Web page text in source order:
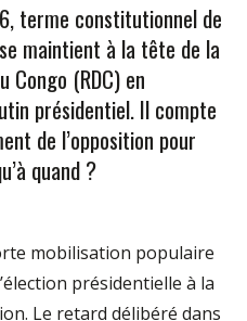
terme constitutionnel de
maintient à la tête de la
Congo (RDC) en
présidentiel. Il compte
de l’opposition pour
quand ?
mobilisa­tion populaire
présidentielle à la
Le retard délibéré dans